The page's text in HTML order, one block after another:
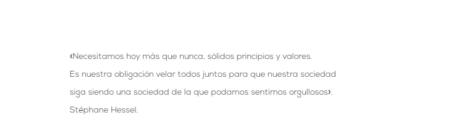
«Necesitamos hoy más que nunca, sólidos principios y valores.
Es nuestra obligación velar todos juntos para que nuestra sociedad
siga siendo una sociedad de la que podamos sentirnos orgullosos».
Stéphane Hessel.